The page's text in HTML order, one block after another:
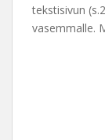
tekstisivun
vasemmalle.